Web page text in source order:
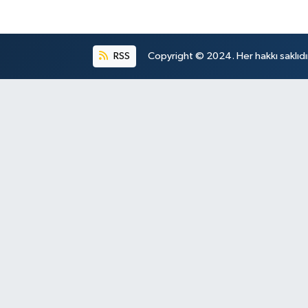
RSS Copyright © 2024. Her hakkı